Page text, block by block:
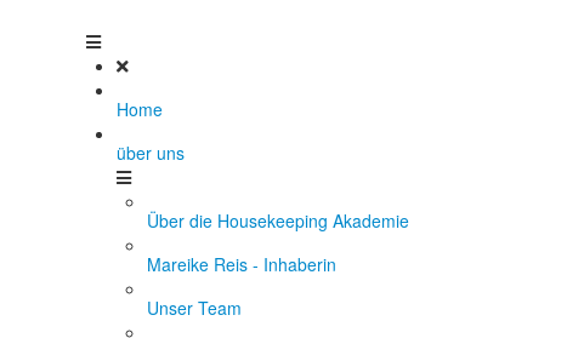
Home
über uns
Über die Housekeeping Akademie
Mareike Reis - Inhaberin
Unser Team